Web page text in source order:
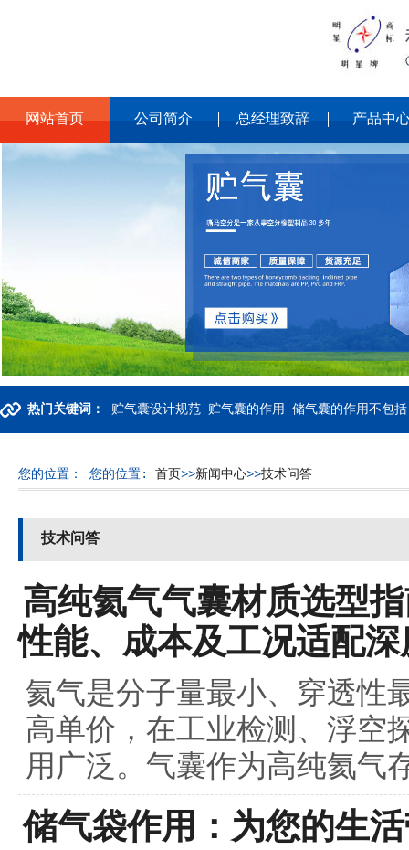
网站首页 公司简介 总经理致辞 产品中
热门关键词： 贮气囊设计规范 贮气囊的作用 储气囊的作用不包
您的位置： 您的位置: 首页>>新闻中心>>技术问答
技术问答
高纯氦气气囊材质选型
性能、成本及工况适配深
氦气是分子量最小、穿透性
高单价，在工业检测、浮空
用广泛。气囊作为高纯氦气
储气袋作用：为您的生